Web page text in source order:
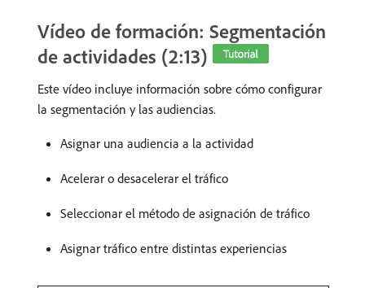
Vídeo de formación: Segmentación
de actividades (2:13)
Este vídeo incluye información sobre cómo configurar
la segmentación y las audiencias.
Asignar una audiencia a la actividad
Acelerar o desacelerar el tráfico
Seleccionar el método de asignación de tráfico
Asignar tráfico entre distintas experiencias